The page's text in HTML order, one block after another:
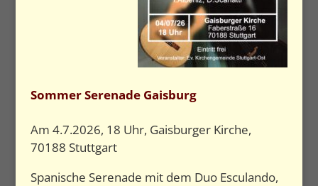
Sommer Serenade Gaisburg
Am 4.7.2026, 18 Uhr, Gaisburger Kirche,
70188 Stuttgart
Spanische Serenade mit dem Duo Esculando,